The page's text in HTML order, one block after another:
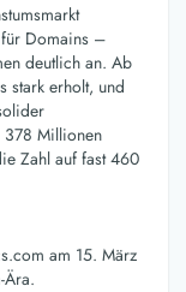
Domains –
deutlich an. Ab
stark erholt, und
378 Millionen
Zahl auf fast 460
am 15. März
Ära.